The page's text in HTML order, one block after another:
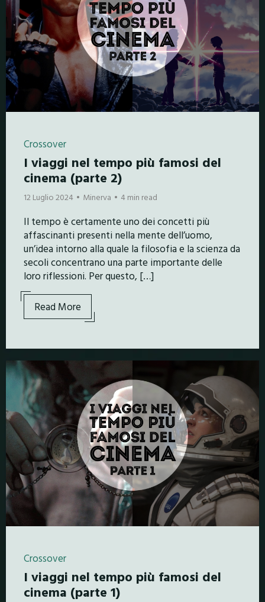
Crossover
I viaggi nel tempo più famosi del
cinema (parte 2)
12 Luglio 2024 Minerva 4 min read
Il tempo è certamente uno dei concetti più
affascinanti presenti nella mente dell’uomo,
un’idea intorno alla quale la filosofia e la scienza da
secoli concentrano una parte importante delle
loro riflessioni. Per questo, […]
Read More
Crossover
I viaggi nel tempo più famosi del
cinema (parte 1)